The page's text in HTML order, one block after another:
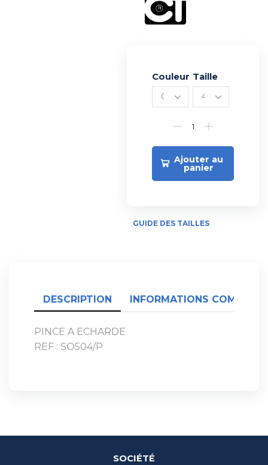
Couleur Taille
Ajouter au
panier
Alternative:
GUIDE DES TAILLES
DESCRIPTION INFORMATIONS
PINCE A ECHARDE
REF : SO504/P
SOCIÉTÉ